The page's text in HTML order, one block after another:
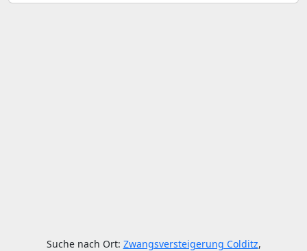
Suche nach Ort: Zwangsversteigerung Colditz,